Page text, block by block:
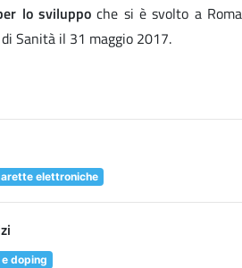
lo sviluppo che si è svolto a Roma
Sanità il 31 maggio 2017.
elettroniche
doping